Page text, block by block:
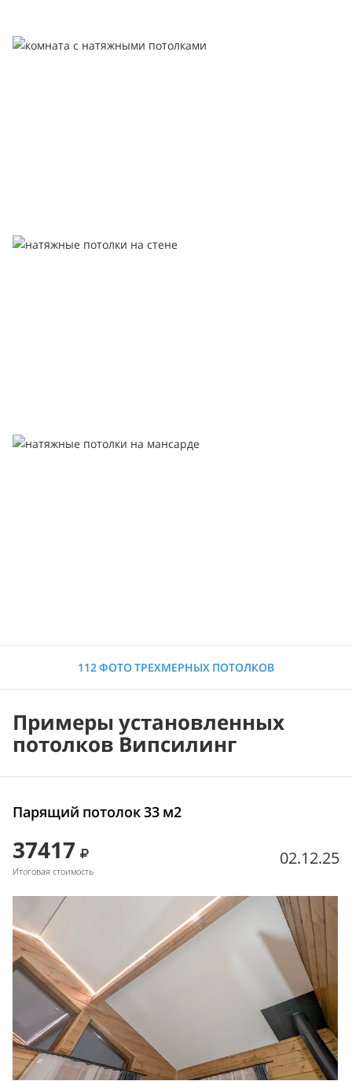
112 ФОТО ТРЕХМЕРНЫХ ПОТОЛКОВ
Примеры установленных
потолков Випсилинг
Парящий потолок 33 м2
37417
Итоговая стоимость
02.12.25